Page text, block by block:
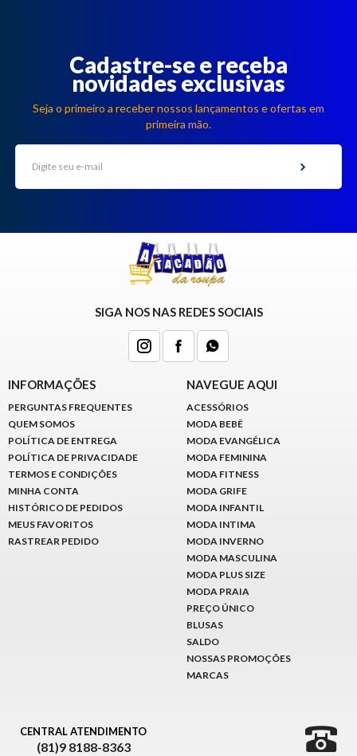
Cadastre-se e receba
novidades exclusivas
Seja o primeiro a receber nossos lançamentos e ofertas em
primeira mão.
SIGA NOS NAS REDES SOCIAIS
INFORMAÇÕES
PERGUNTAS FREQUENTES
QUEM SOMOS
POLÍTICA DE ENTREGA
POLÍTICA DE PRIVACIDADE
TERMOS E CONDIÇÕES
MINHA CONTA
HISTÓRICO DE PEDIDOS
MEUS FAVORITOS
RASTREAR PEDIDO
NAVEGUE AQUI
ACESSÓRIOS
MODA BEBÊ
MODA EVANGÉLICA
MODA FEMININA
MODA FITNESS
MODA GRIFE
MODA INFANTIL
MODA INTIMA
MODA INVERNO
MODA MASCULINA
MODA PLUS SIZE
MODA PRAIA
PREÇO ÚNICO
BLUSAS
SALDO
NOSSAS PROMOÇÕES
MARCAS
CENTRAL ATENDIMENTO
(81)9 8188-8363